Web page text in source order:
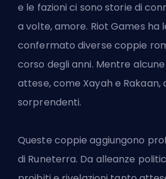
e le fazionici sono storie di
a volte, amore. Riot Games ha
confermato diverse coppie
corso degli anni. Mentre
attese, come Xayah e
sorprendenti.
Queste coppie aggiungono
di Runeterra. Da alleanze